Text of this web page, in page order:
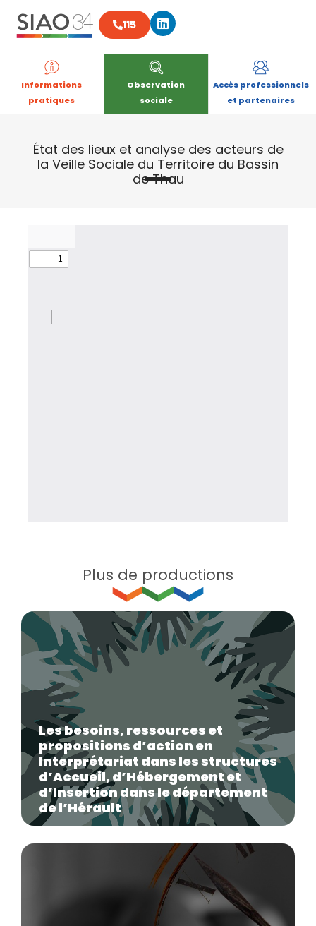
contenu
115 Linkedin
Informations
pratiques
Observation
sociale
Accès professionnels
et partenaires
État des lieux et analyse des acteurs de
la Veille Sociale du Territoire du Bassin
de Thau
Plus de productions
Les besoins, ressources et
propositions d’action en
Interprétariat dans les structures
d’Accueil, d’Hébergement et
d’Insertion dans le département
de l’Hérault